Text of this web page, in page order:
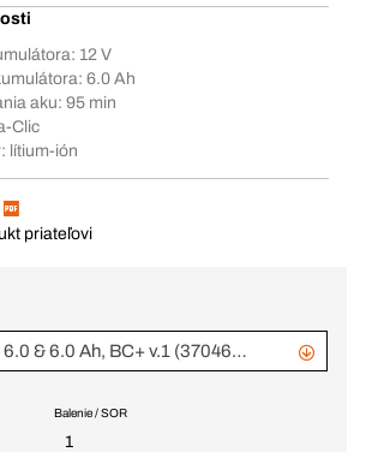
12 V
6.0 Ah
aku: 95 min
Clic
lítium-ión
priateľovi
12 V: 2 x BBPI - 6.0 & 6.0 Ah, BC+ v.1 (370469 + 370469)
Balenie / SOR
1